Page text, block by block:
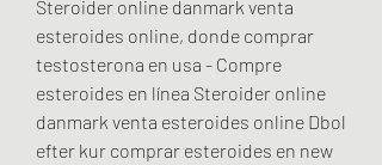
Steroider online danmark venta
esteroides online, donde comprar
testosterona en usa - Compre
esteroides en línea Steroider online
danmark venta esteroides online Dbol
efter kur comprar esteroides en new